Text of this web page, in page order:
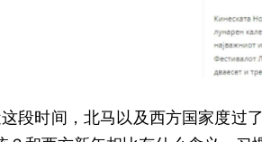
段时间，北马以及西方国家度过